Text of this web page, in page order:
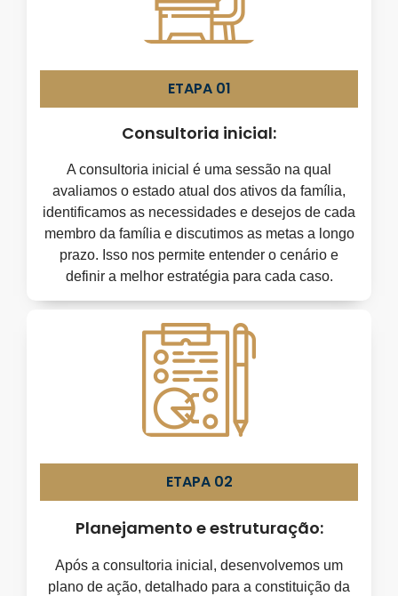
ETAPA 01
Consultoria inicial:
A consultoria inicial é uma sessão na qual
avaliamos o estado atual dos ativos da família,
identificamos as necessidades e desejos de cada
membro da família e discutimos as metas a longo
prazo. Isso nos permite entender o cenário e
definir a melhor estratégia para cada caso.
ETAPA 02
Planejamento e estruturação:
Após a consultoria inicial, desenvolvemos um
plano de ação, detalhado para a constituição da